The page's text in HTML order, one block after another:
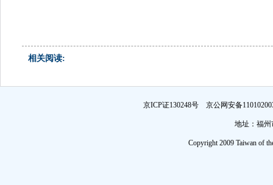
相关阅读:
京ICP证130248号 京公网安备
地址：福州
Copyright 2009 Taiwan of